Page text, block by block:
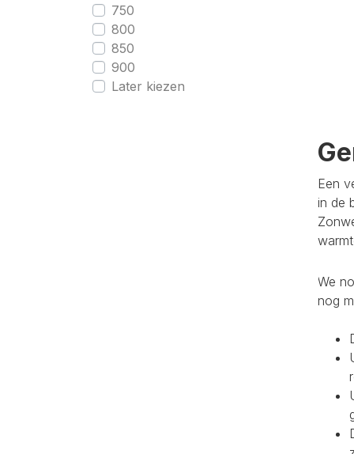
750
800
850
900
Later kiezen
Een
in de
We
nog